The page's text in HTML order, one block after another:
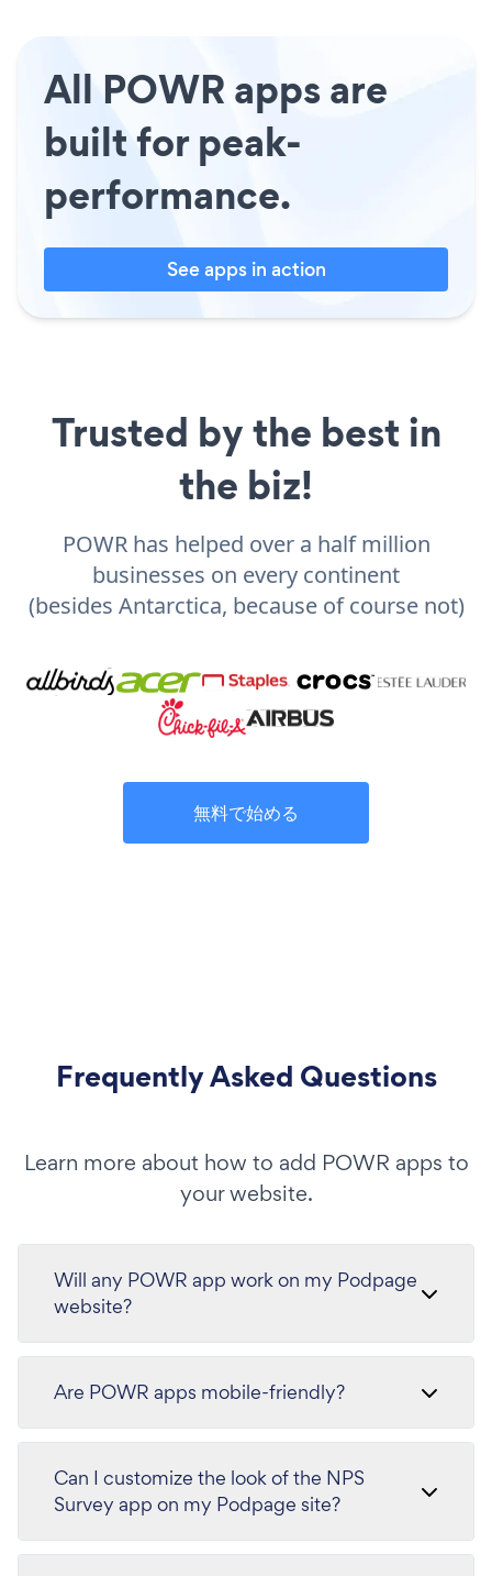
All POWR apps are
built for peak-
performance.
See apps in action
Trusted by the best in
the biz!
POWR has helped over a half million
businesses on every continent
(besides Antarctica, because of course not)
無料で始める
Frequently Asked Questions
Learn more about how to add POWR apps to
your website.
Will any POWR app work on my Podpage
website?
Are POWR apps mobile-friendly?
Can I customize the look of the NPS
Survey app on my Podpage site?